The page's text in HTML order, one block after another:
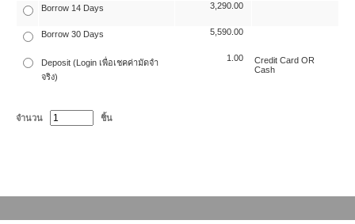
Borrow 14 Days 3,290.00
Borrow 30 Days 5,590.00
Deposit (Login เพื่อเชคค่ามัดจำ
จริง)
1.00
Credit Card OR
Cash
จำนวน ชิ้น